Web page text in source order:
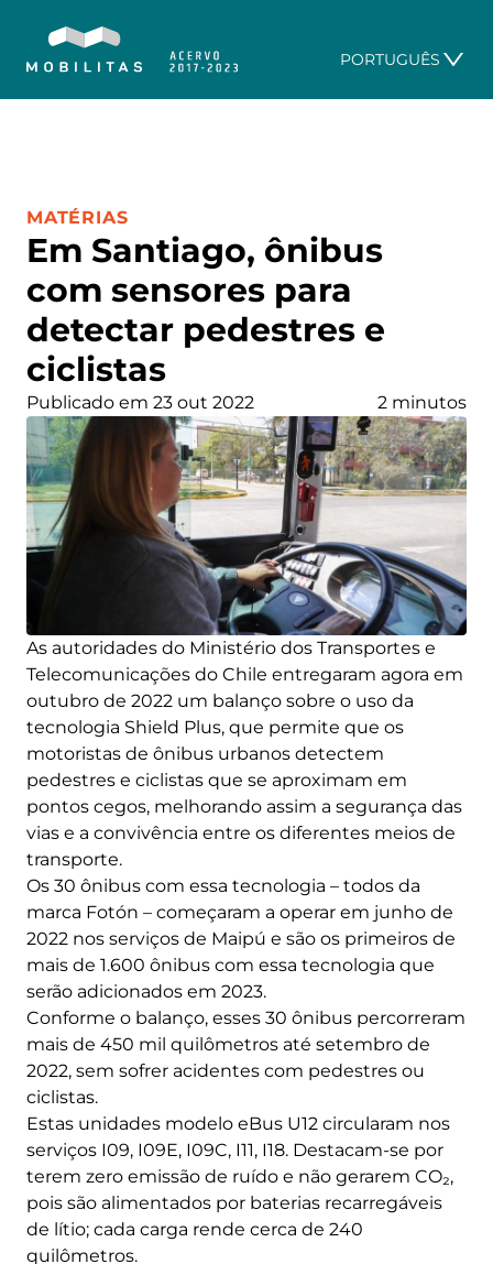
PORTUGUÊS
Em Santiago, ônibus
com sensores para
detectar pedestres e
ciclistas
CATEGORIA:
MATÉRIAS
Publicado em 23 out 2022 2 minutos
As autoridades do Ministério dos Transportes e
Telecomunicações do Chile entregaram agora em
outubro de 2022 um balanço sobre o uso da
tecnologia Shield Plus, que permite que os
motoristas de ônibus urbanos detectem
pedestres e ciclistas que se aproximam em
pontos cegos, melhorando assim a segurança das
vias e a convivência entre os diferentes meios de
transporte.
Os 30 ônibus com essa tecnologia – todos da
marca Fotón – começaram a operar em junho de
2022 nos serviços de Maipú e são os primeiros de
mais de 1.600 ônibus com essa tecnologia que
serão adicionados em 2023.
Conforme o balanço, esses 30 ônibus percorreram
mais de 450 mil quilômetros até setembro de
2022, sem sofrer acidentes com pedestres ou
ciclistas.
Estas unidades modelo eBus U12 circularam nos
serviços I09, I09E, I09C, I11, I18. Destacam-se por
terem zero emissão de ruído e não gerarem CO₂,
pois são alimentados por baterias recarregáveis ​​
de lítio; cada carga rende cerca de 240
quilômetros.